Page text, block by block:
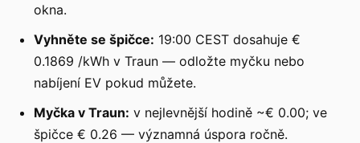
okna.
Vyhněte se špičce: 19:00 CEST dosahuje €
0.1869 /kWh v Traun — odložte myčku nebo
nabíjení EV pokud můžete.
Myčka v Traun: v nejlevnější hodině ~€ 0.00; ve
špičce € 0.26 — významná úspora ročně.